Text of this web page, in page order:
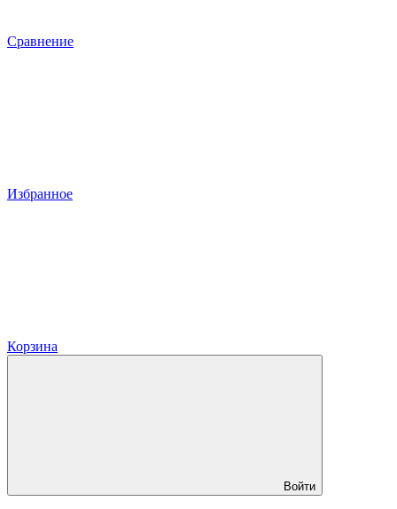
Сравнение
Избранное
Корзина
Войти